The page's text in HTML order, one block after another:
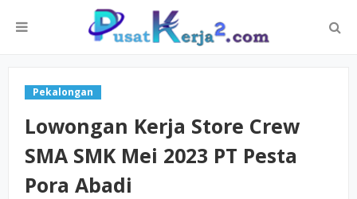
Pekalongan
Lowongan Kerja Store Crew
SMA SMK Mei 2023 PT Pesta
Pora Abadi